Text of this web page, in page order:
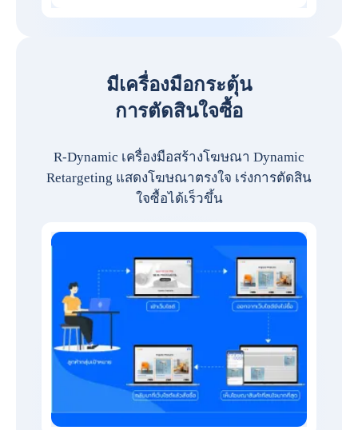
มีเครื่องมือกระตุ้น
การตัดสินใจซื้อ
R-Dynamic เครื่องมือสร้างโฆษณา Dynamic
Retargeting แสดงโฆษณาตรงใจ เร่งการตัดสิน
ใจซื้อได้เร็วขึ้น